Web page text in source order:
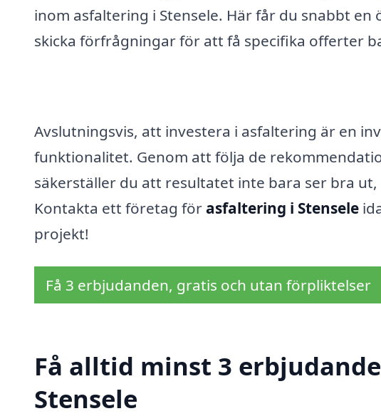
inom asfaltering i Stensele. Här får du snabbt
skicka förfrågningar för att få specifika offerter
Avslutningsvis, att investera i asfaltering är en
funktionalitet. Genom att följa de
säkerställer du att resultatet inte bara ser bra
Kontakta ett företag för asfaltering i Stensele
projekt!
Få 3 erbjudanden, gratis och utan förpliktelser
Få alltid minst 3
Stensele